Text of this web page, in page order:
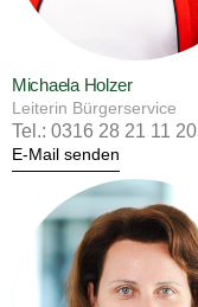
Michaela Holzer
Leiterin Bürgerservice
Tel.: 0316 28 21 11 20
E-Mail senden